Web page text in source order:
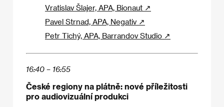
Vratislav Šlajer, APA, Bionaut ↗
Pavel Strnad, APA, Negativ ↗
Petr Tichý, APA, Barrandov Studio ↗
16:40 – 16:55
České regiony na plátně: nové příležitosti
pro audiovizuální produkci